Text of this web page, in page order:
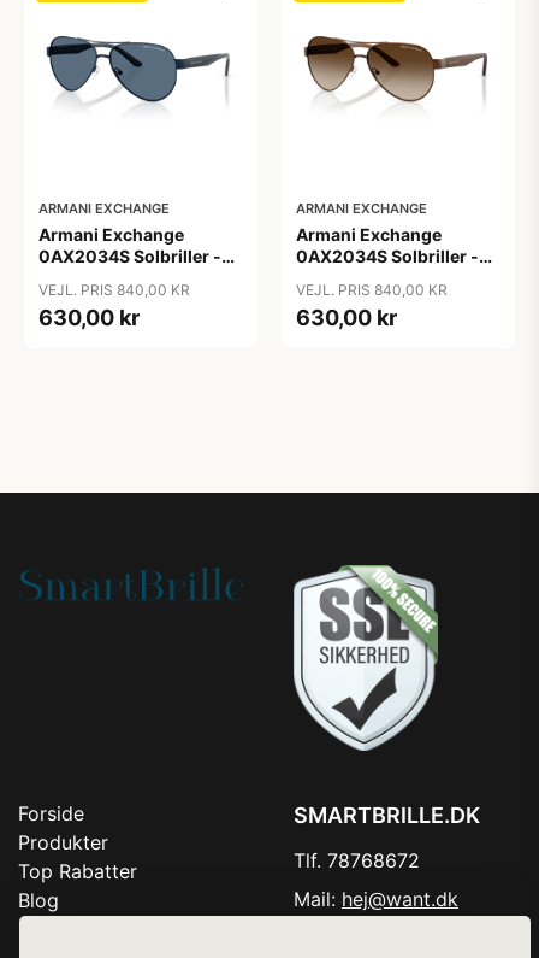
ARMANI EXCHANGE
Armani Exchange
0AX2034S Solbriller -
VEJL. PRIS 840,00 KR
630,00 kr
ARMANI EXCHANGE
Armani Exchange
0AX2034S Solbriller -
VEJL. PRIS 840,00 KR
630,00 kr
Forside
Produkter
Top Rabatter
Blog
SMARTBRILLE.DK
Tlf. 78768672
Mail: hej@want.dk